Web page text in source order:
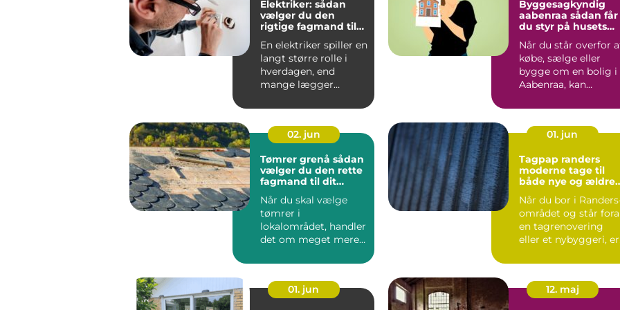
Elektriker: sådan
vælger du den
rigtige fagmand til
En elektriker spiller en
langt større rolle i
hverdagen, end
mange lægger
Byggesagkyndig
aabenraa sådan får
du styr på husets
Når du står overfor
købe, sælge eller
bygge om en bolig i
Aabenraa, kan
stan...
02. jun
Tømrer grenå sådan
vælger du den rette
fagmand til dit
Når du skal vælge
tømrer i
lokalområdet, handler
det om meget mere
laveste pris. En...
01. jun
Tagpap randers
moderne tage til
både nye og ældre
Når du bor i
området og står
en tagrenovering
eller et nybyggeri, er
01. jun
12. maj